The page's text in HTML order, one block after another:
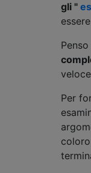
gli "
Per